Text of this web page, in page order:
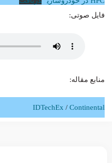
فایل صوتی:
منابع مقاله:
IDTechEx / Continental